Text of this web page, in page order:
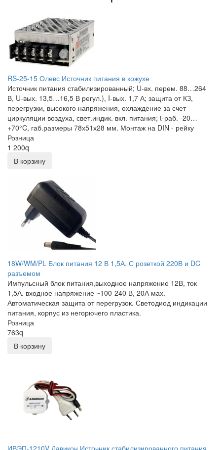
RS-25-15 Олевс Источник питания в кожухе
Источник питания стабилизированный; U-вх. перем. 88…264
В, U-вых. 13,5…16,5 В регул.), I-вых. 1,7 А; защита от КЗ,
перегрузки, высокого напряжения, охлаждение за счет
циркуляции воздуха, свет.индик. вкл. питания; t-раб. -20…
+70°C, габ.размеры 78х51х28 мм. Монтаж на DIN - рейку
Розница
1 200q
В корзину
18W/WM/PL Блок питания 12 В 1,5А. С розеткой 220В и DC
разъемом
Импульсный блок питания,выходное напряжение 12В, ток
1,5А. входное напряжение ~100-240 В, 20А мах.
Автоматическая защита от перегрузок. Светодиод индикации
питания, корпус из негорючего пластика.
Розница
763q
В корзину